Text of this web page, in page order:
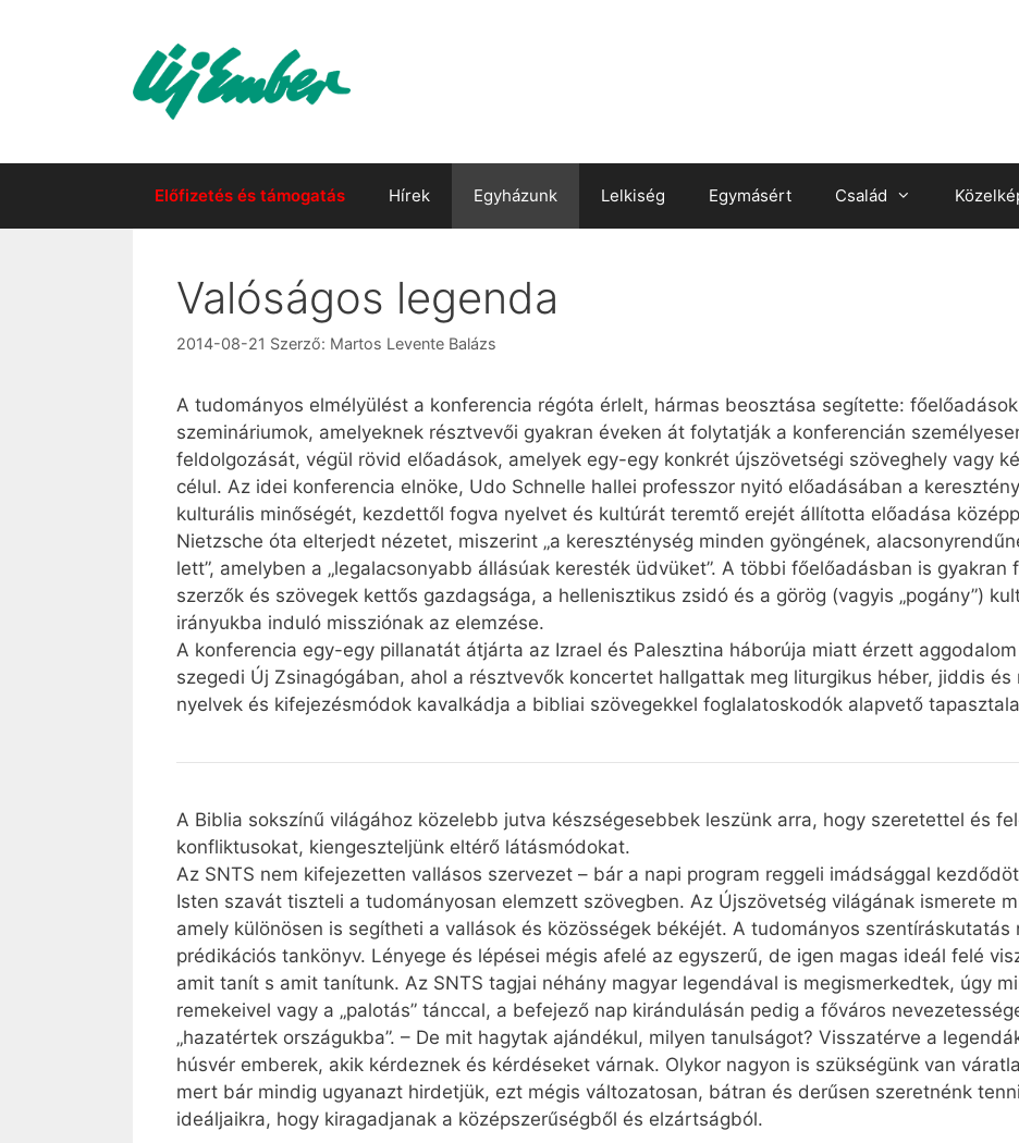
Előfizetés és támogatás Hírek Egyházunk Lelkiség Egymásért Család
Valóságos legenda
2014-08-21 Szerző: Martos Levente Balázs
A tudományos elmélyülést a konferencia régóta érlelt, hármas beosztása segítette:
szemináriumok, amelyeknek résztvevői gyakran éveken át folytatják a konferencián
feldolgozását, végül rövid előadások, amelyek egy-egy konkrét újszövetségi szöveghely vagy
célul. Az idei konferencia elnöke, Udo Schnelle hallei professzor nyitó előadásában a
kulturális minőségét, kezdettől fogva nyelvet és kultúrát teremtő erejét állította előadása
Nietzsche óta elterjedt nézetet, miszerint „a kereszténység minden gyöngének,
lett”, amelyben a „legalacsonyabb állásúak keresték üdvüket”. A többi főelőadásban is gyakran
szerzők és szövegek kettős gazdagsága, a hellenisztikus zsidó és a görög (vagyis „pogány”)
irányukba induló missziónak az elemzése.
A konferencia egy-egy pillanatát átjárta az Izrael és Palesztina háborúja miatt érzett
szegedi Új Zsinagógában, ahol a résztvevők koncertet hallgattak meg liturgikus héber, jiddis és
nyelvek és kifejezésmódok kavalkádja a bibliai szövegekkel foglalatoskodók alapvető
A Biblia sokszínű világához közelebb jutva készségesebbek leszünk arra, hogy szeretettel és
konfliktusokat, kiengeszteljünk eltérő látásmódokat.
Az SNTS nem kifejezetten vallásos szervezet – bár a napi program reggeli imádsággal
Isten szavát tiszteli a tudományosan elemzett szövegben. Az Újszövetség világának ismerete
amely különösen is segítheti a vallások és közösségek békéjét. A tudományos szentíráskutatás
prédikációs tankönyv. Lényege és lépései mégis afelé az egyszerű, de igen magas ideál felé
amit tanít s amit tanítunk. Az SNTS tagjai néhány magyar legendával is megismerkedtek, úgy
remekeivel vagy a „palotás” tánccal, a befejező nap kirándulásán pedig a főváros
„hazatértek országukba”. – De mit hagytak ajándékul, milyen tanulságot? Visszatérve a
húsvér emberek, akik kérdeznek és kérdéseket várnak. Olykor nagyon is szükségünk van
mert bár mindig ugyanazt hirdetjük, ezt mégis változatosan, bátran és derűsen szeretnénk
ideáljaikra, hogy kiragadjanak a középszerűségből és elzártságból.